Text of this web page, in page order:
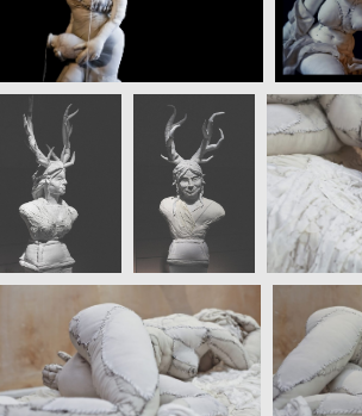
Nous utilisons des cookies pour vous
expérience sur notre site web. Si vous
site, nous supposerons que vous en
OK
Non Politique de